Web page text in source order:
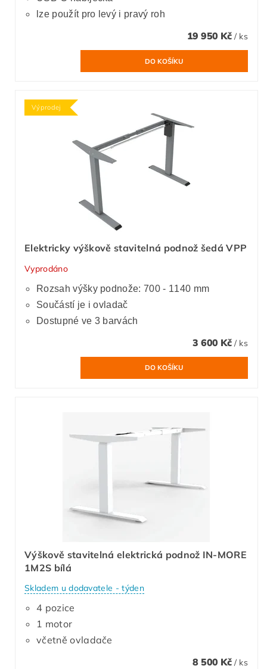
lze použít pro levý i pravý roh
19 950 Kč / ks
Výprodej
Elektricky výškově stavitelná podnož šedá VPP
Vyprodáno
Rozsah výšky podnože: 700 - 1140 mm
Součástí je i ovladač
Dostupné ve 3 barvách
3 600 Kč / ks
Výškově stavitelná elektrická podnož IN-MORE
1M2S bílá
Skladem u dodavatele - týden
4 pozice
1 motor
včetně ovladače
8 500 Kč / ks